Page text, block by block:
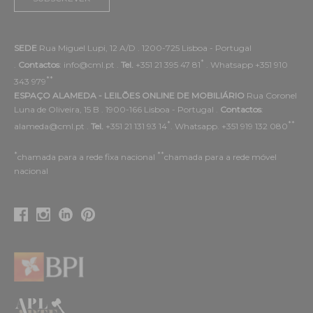
SEDE Rua Miguel Lupi, 12 A/D . 1200-725 Lisboa - Portugal
Contactos: info@cml.pt . Tel. +351 21 395 47 81*
. Whatsapp +351 910
343 979**
ESPAÇO ALAMEDA - LEILÕES ONLINE DE MOBILIÁRIO Rua Coronel
Luna de Oliveira, 15 B . 1900-166 Lisboa - Portugal . Contactos:
alameda@cml.pt . Tel. +351 21 131 93 14* . Whatsapp. +351 919 132 080**
*chamada para a rede fixa nacional **chamada para a rede móvel
nacional